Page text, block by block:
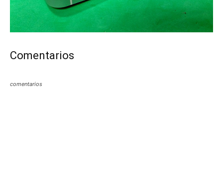
Comentarios
comentarios